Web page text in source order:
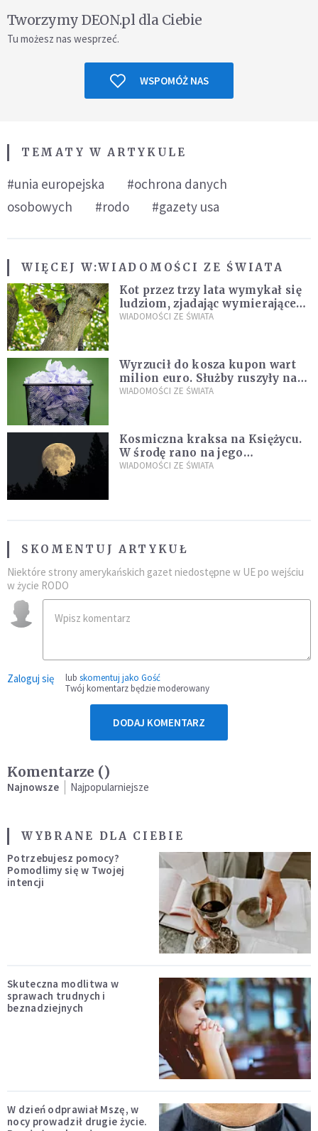
Tworzymy DEON.pl dla Ciebie
Tu możesz nas wesprzeć.
WSPOMÓŻ NAS
TEMATY W ARTYKULE
#unia europejska
#ochrona danych
osobowych
#rodo #gazety usa
WIĘCEJ W:WIADOMOŚCI ZE ŚWIATA
Kot przez trzy lata wymykał się
ludziom, zjadając wymierające
kaczki. W końcu popełnił
WIADOMOŚCI ZE ŚWIATA
Wyrzucił do kosza kupon wart
milion euro. Służby ruszyły na
poszukiwania
WIADOMOŚCI ZE ŚWIATA
Kosmiczna kraksa na Księżycu.
W środę rano na jego
powierzchni dojdzie do
WIADOMOŚCI ZE ŚWIATA
SKOMENTUJ ARTYKUŁ
Niektóre strony amerykańskich gazet niedostępne w UE po wejściu
w życie RODO
Zaloguj się lub skomentuj jako Gość
Twój komentarz będzie moderowany
DODAJ KOMENTARZ
Komentarze ()
Najnowsze Najpopularniejsze
WYBRANE DLA CIEBIE
Potrzebujesz pomocy?
Pomodlimy się w Twojej
intencji
Skuteczna modlitwa w
sprawach trudnych i
beznadziejnych
W dzień odprawiał Mszę, w
nocy prowadził drugie życie.